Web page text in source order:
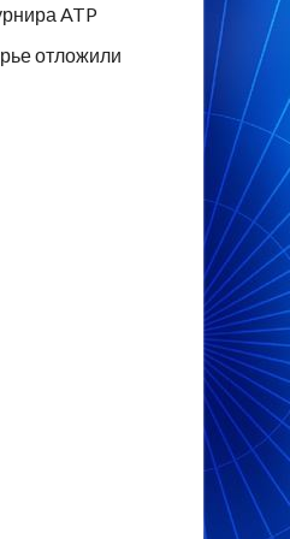
ATP
отложили